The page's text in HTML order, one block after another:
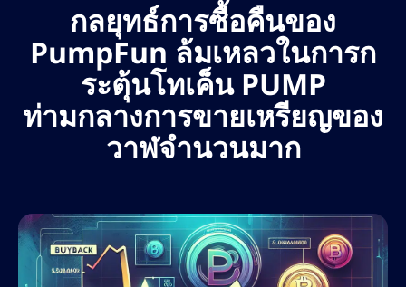
กลยุทธ์การซื้อคืนของ
PumpFun ล้มเหลวในการก
ระตุ้นโทเค็น PUMP
ท่ามกลางการขายเหรียญของ
วาฬจำนวนมาก